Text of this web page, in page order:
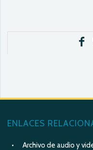
ENLACES
Archivo de audio y